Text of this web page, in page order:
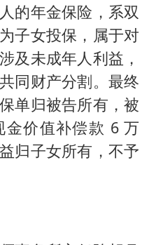
的年金保险，系双
子女投保，属于对
及未成年人利益，
同财产分割。最终
单归被告所有，被
价值补偿款 6 万
归子女所有，不予